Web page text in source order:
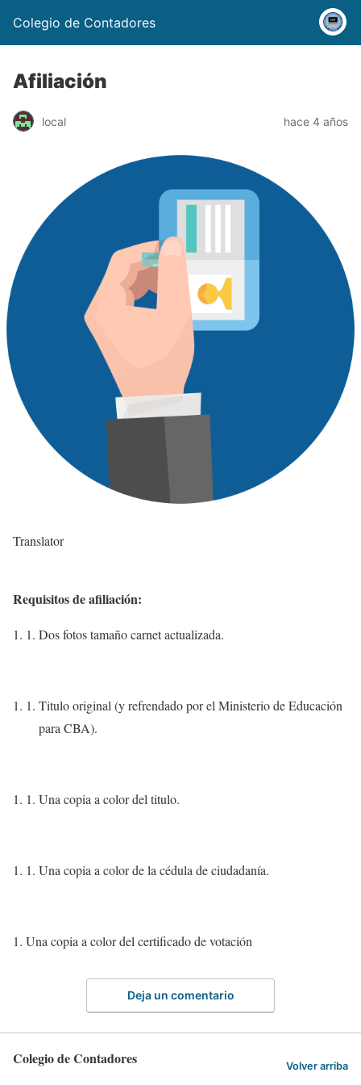
Colegio de Contadores
Afiliación
local hace 4 años
Translator
Requisitos de afiliación:
Dos fotos tamaño carnet actualizada.
Titulo original (y refrendado por el Ministerio de Educación
para CBA).
Una copia a color del titulo.
Una copia a color de la cédula de ciudadanía.
Una copia a color del certificado de votación
Deja un comentario
Colegio de Contadores Volver arriba